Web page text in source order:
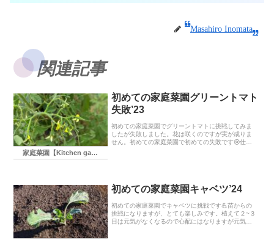
Masahiro Inomata
関連記事
家庭菜園【Kitchen garden】
初めての家庭菜園グリーントマト
失敗’23
初めての家庭菜園でグリーントマトに挑戦してみま
したが失敗しました。花は咲くのですが実が成りま
せん。初めての家庭菜園で初めての失敗です😢仕方
初めての家庭菜園キャベツ’24
初めての家庭菜園でキャベツに挑戦です💪苗からの
挑戦になりますが、とても楽しみです。植えて２~３
日は元気がなくなるので心配にはなりますが元気に